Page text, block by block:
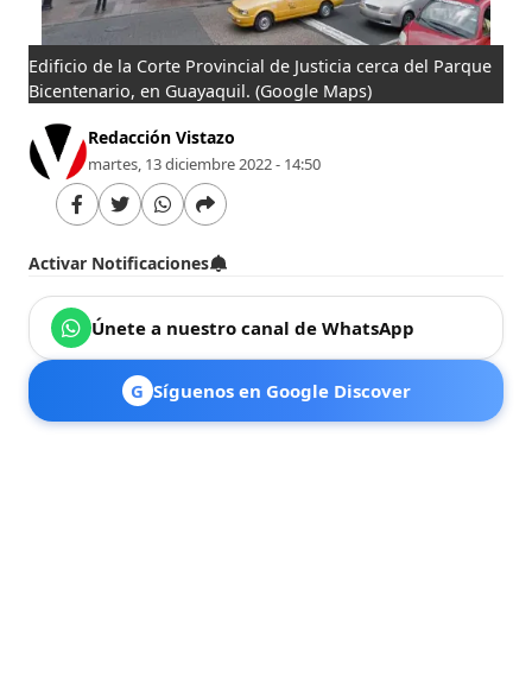
Edificio de la Corte Provincial de Justicia cerca del Parque
Bicentenario, en Guayaquil. (Google Maps)
Redacción Vistazo
martes, 13 diciembre 2022 - 14:50
Activar Notificaciones
Únete a nuestro canal de WhatsApp
G Síguenos en Google Discover